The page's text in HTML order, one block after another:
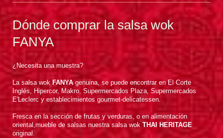
Dónde comprar la salsa wok
FANYA
¿Necesita una muestra?
La salsa wok FANYA genuina, se puede encontrar en El Corte
Inglés, Hipercor, Makro, Supermercados Plaza, Supermercados
E'Leclerc y establecimientos gourmet-delicatessen.
Fresca en la sección de frutas y verduras, o en alimentación
oriental,mueble de salsas nuestra salsa wok THAI HERITAGE
original.